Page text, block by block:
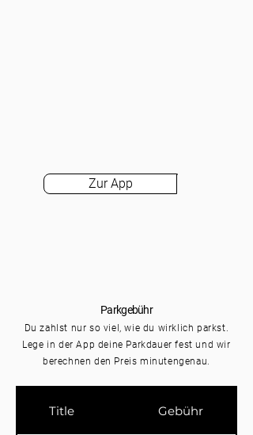
Zur App
Parkgebühr
Du zahlst nur so viel, wie du wirklich parkst.
Lege in der App deine Parkdauer fest und wir
berechnen den Preis minutengenau.
Title Gebühr